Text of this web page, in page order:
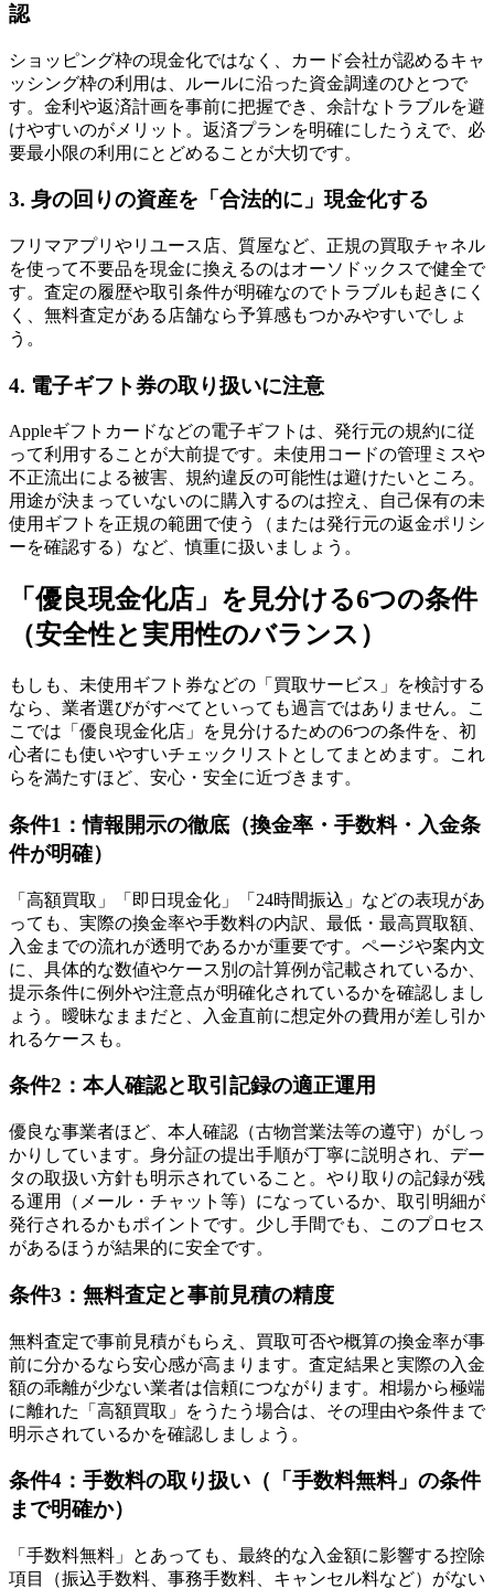
認
ショッピング枠の現金化ではなく、カード会社が認めるキャ
ッシング枠の利用は、ルールに沿った資金調達のひとつで
す。金利や返済計画を事前に把握でき、余計なトラブルを避
けやすいのがメリット。返済プランを明確にしたうえで、必
要最小限の利用にとどめることが大切です。
3. 身の回りの資産を「合法的に」現金化する
フリマアプリやリユース店、質屋など、正規の買取チャネル
を使って不要品を現金に換えるのはオーソドックスで健全で
す。査定の履歴や取引条件が明確なのでトラブルも起きにく
く、無料査定がある店舗なら予算感もつかみやすいでしょ
う。
4. 電子ギフト券の取り扱いに注意
Appleギフトカードなどの電子ギフトは、発行元の規約に従
って利用することが大前提です。未使用コードの管理ミスや
不正流出による被害、規約違反の可能性は避けたいところ。
用途が決まっていないのに購入するのは控え、自己保有の未
使用ギフトを正規の範囲で使う（または発行元の返金ポリシ
ーを確認する）など、慎重に扱いましょう。
「優良現金化店」を見分ける6つの条件
（安全性と実用性のバランス）
もしも、未使用ギフト券などの「買取サービス」を検討する
なら、業者選びがすべてといっても過言ではありません。こ
こでは「優良現金化店」を見分けるための6つの条件を、初
心者にも使いやすいチェックリストとしてまとめます。これ
らを満たすほど、安心・安全に近づきます。
条件1：情報開示の徹底（換金率・手数料・入金条
件が明確）
「高額買取」「即日現金化」「24時間振込」などの表現があ
っても、実際の換金率や手数料の内訳、最低・最高買取額、
入金までの流れが透明であるかが重要です。ページや案内文
に、具体的な数値やケース別の計算例が記載されているか、
提示条件に例外や注意点が明確化されているかを確認しまし
ょう。曖昧なままだと、入金直前に想定外の費用が差し引か
れるケースも。
条件2：本人確認と取引記録の適正運用
優良な事業者ほど、本人確認（古物営業法等の遵守）がしっ
かりしています。身分証の提出手順が丁寧に説明され、デー
タの取扱い方針も明示されていること。やり取りの記録が残
る運用（メール・チャット等）になっているか、取引明細が
発行されるかもポイントです。少し手間でも、このプロセス
があるほうが結果的に安全です。
条件3：無料査定と事前見積の精度
無料査定で事前見積がもらえ、買取可否や概算の換金率が事
前に分かるなら安心感が高まります。査定結果と実際の入金
額の乖離が少ない業者は信頼につながります。相場から極端
に離れた「高額買取」をうたう場合は、その理由や条件まで
明示されているかを確認しましょう。
条件4：手数料の取り扱い（「手数料無料」の条件
まで明確か）
「手数料無料」とあっても、最終的な入金額に影響する控除
項目（振込手数料、事務手数料、キャンセル料など）がない